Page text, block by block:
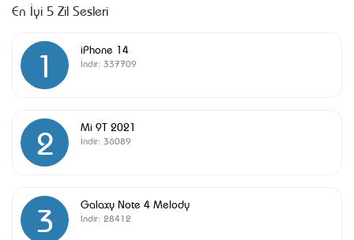
En İyi 5 Zil Sesleri
1 iPhone 14
İndir: 337709
2 Mi 9T 2021
İndir: 36089
3 Galaxy Note 4 Melody
İndir: 28412